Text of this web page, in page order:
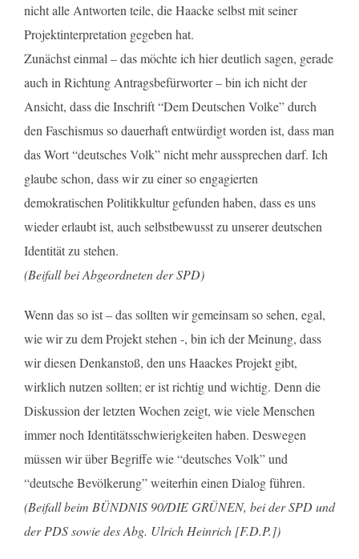
nicht alle Antworten teile, die Haacke selbst mit seiner
Projektinterpretation gegeben hat.
Zunächst einmal – das möchte ich hier deutlich sagen, gerade
auch in Richtung Antragsbefürworter – bin ich nicht der
Ansicht, dass die Inschrift “Dem Deutschen Volke” durch
den Faschismus so dauerhaft entwürdigt worden ist, dass man
das Wort “deutsches Volk” nicht mehr aussprechen darf. Ich
glaube schon, dass wir zu einer so engagierten
demokratischen Politikkultur gefunden haben, dass es uns
wieder erlaubt ist, auch selbstbewusst zu unserer deutschen
Identität zu stehen.
(Beifall bei Abgeordneten der SPD)
Wenn das so ist – das sollten wir gemeinsam so sehen, egal,
wie wir zu dem Projekt stehen -, bin ich der Meinung, dass
wir diesen Denkanstoß, den uns Haackes Projekt gibt,
wirklich nutzen sollten; er ist richtig und wichtig. Denn die
Diskussion der letzten Wochen zeigt, wie viele Menschen
immer noch Identitätsschwierigkeiten haben. Deswegen
müssen wir über Begriffe wie “deutsches Volk” und
“deutsche Bevölkerung” weiterhin einen Dialog führen.
(Beifall beim BÜNDNIS 90/DIE GRÜNEN, bei der SPD und
der PDS sowie des Abg. Ulrich Heinrich [F.D.P.])